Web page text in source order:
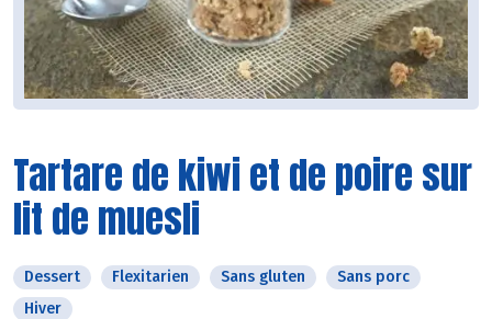
Tartare de kiwi et de poire sur
lit de muesli
Dessert Flexitarien Sans gluten
Sans porc
Hiver